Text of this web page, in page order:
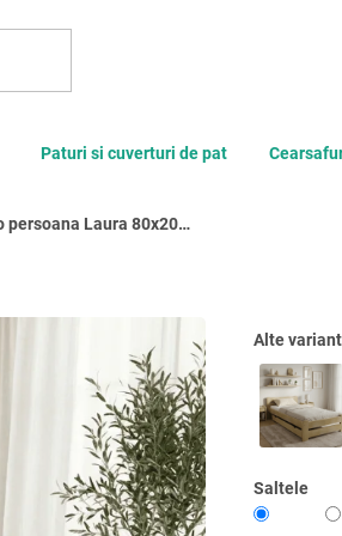
Paturi si cuverturi de pat
Pat de o persoana Laura 80x200, stejar
Alte
Saltele